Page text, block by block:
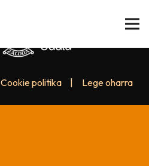
Cookie politika Lege oharra